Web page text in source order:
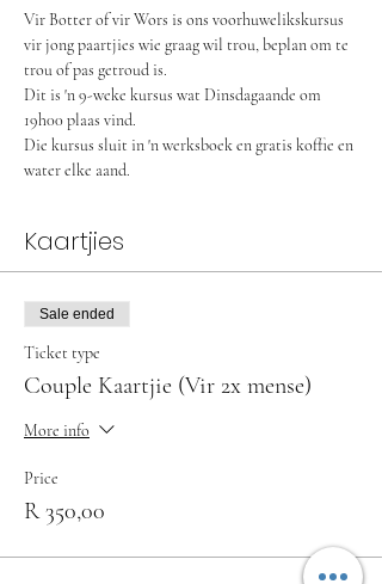
Vir Botter of vir Wors is ons voorhuwelikskursus
vir jong paartjies wie graag wil trou, beplan om te
trou of pas getroud is.
Dit is 'n 9-weke kursus wat Dinsdagaande om
19h00 plaas vind.
Die kursus sluit in 'n werksboek en gratis koffie en
water elke aand.
Kaartjies
Sale ended
Ticket type
Couple Kaartjie (Vir 2x mense)
More info
Price
R 350,00